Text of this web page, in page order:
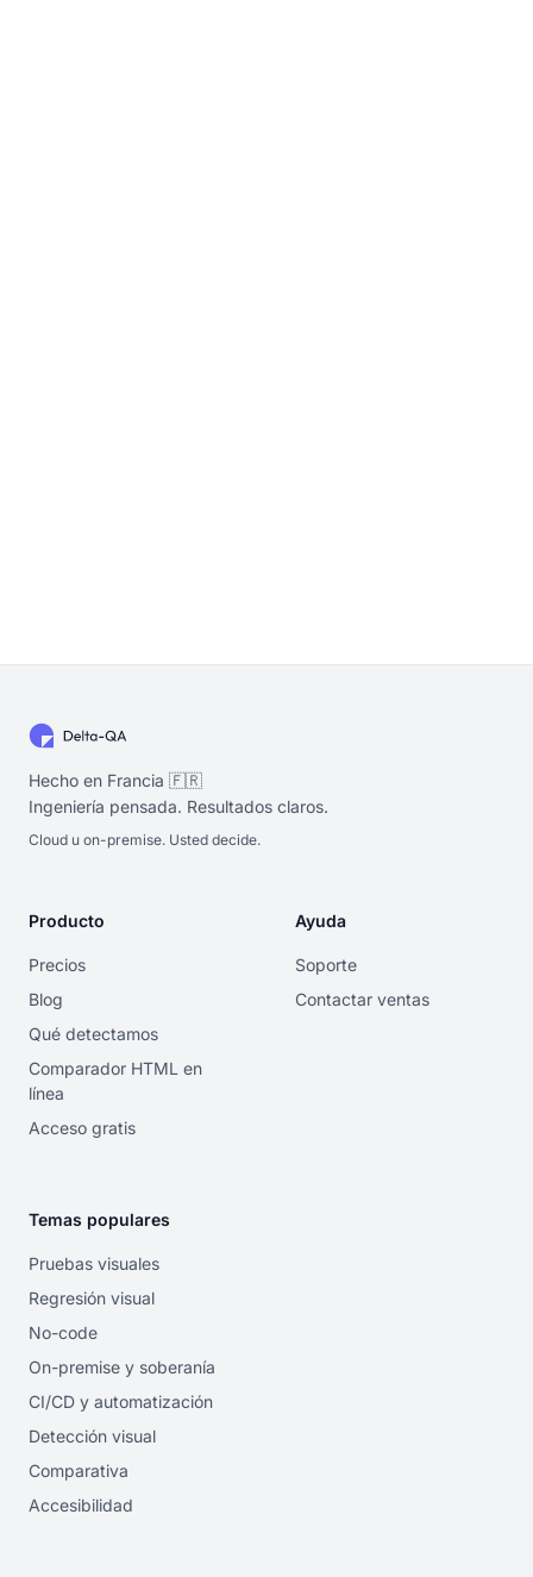
Hecho en Francia 🇫🇷
Ingeniería pensada. Resultados claros.
Cloud u on-premise. Usted decide.
Producto
Precios
Blog
Qué detectamos
Comparador HTML en
línea
Acceso gratis
Ayuda
Soporte
Contactar ventas
Temas populares
Pruebas visuales
Regresión visual
No-code
On-premise y soberanía
CI/CD y automatización
Detección visual
Comparativa
Accesibilidad